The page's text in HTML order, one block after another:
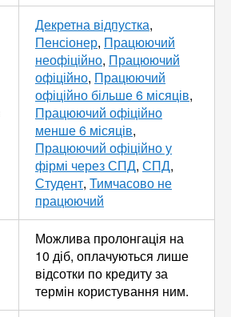
Декретна відпустка,
Пенсіонер, Працюючий
неофіційно, Працюючий
офіційно, Працюючий
офіційно більше 6 місяців,
Працюючий офіційно
менше 6 місяців,
Працюючий офіційно у
фірмі через СПД, СПД,
Студент, Тимчасово не
працюючий
Можлива пролонгація на
10 діб, оплачуються лише
відсотки по кредиту за
термін користування ним.